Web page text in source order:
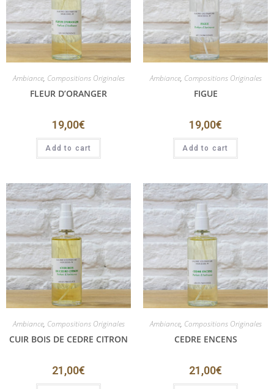
Ambiance, Compositions Originales
FLEUR D’ORANGER
19,00€
Add to cart
Ambiance, Compositions Originales
FIGUE
19,00€
Add to cart
Ambiance, Compositions Originales
CUIR BOIS DE CEDRE CITRON
21,00€
Ambiance, Compositions Originales
CEDRE ENCENS
21,00€